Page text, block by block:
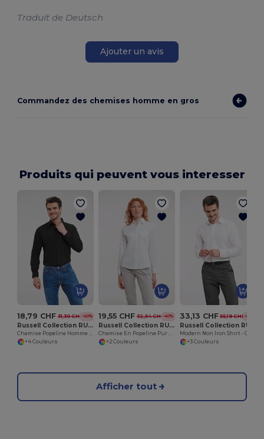
Traduit de Deutsch
Ajouter un avis
Commandez des chemises homme en gros
Produits qui peuvent vous interesser
18,79 CHF 31,30 CHF-40%
Russell Collection RU934M
+4 Couleurs
19,55 CHF 32,54 CHF-40%
Russell Collection RU936F
+2 Couleurs
33,13 CHF 55,19 CHF-40%
+3 Couleurs
Afficher tout